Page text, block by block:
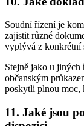
Soudní řízení je
zajistit různé
vyplývá z konkrétní
Stejně jako u jiných
občanským
poskytli plnou moc,
11. Jaké jsou